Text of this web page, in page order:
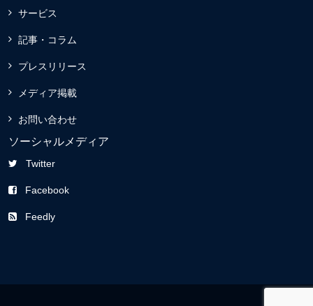
サービス
記事・コラム
プレスリリース
メディア掲載
お問い合わせ
ソーシャルメディア
Twitter
Facebook
Feedly